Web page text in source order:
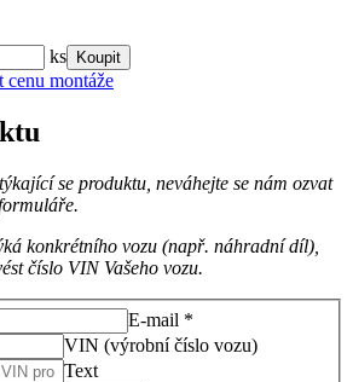
ks
Koupit
cenu montáže
se produktu, neváhejte se nám ozvat
konkrétního vozu (např. náhradní díl),
číslo VIN Vašeho vozu.
E-mail *
VIN (výrobní číslo vozu)
Text